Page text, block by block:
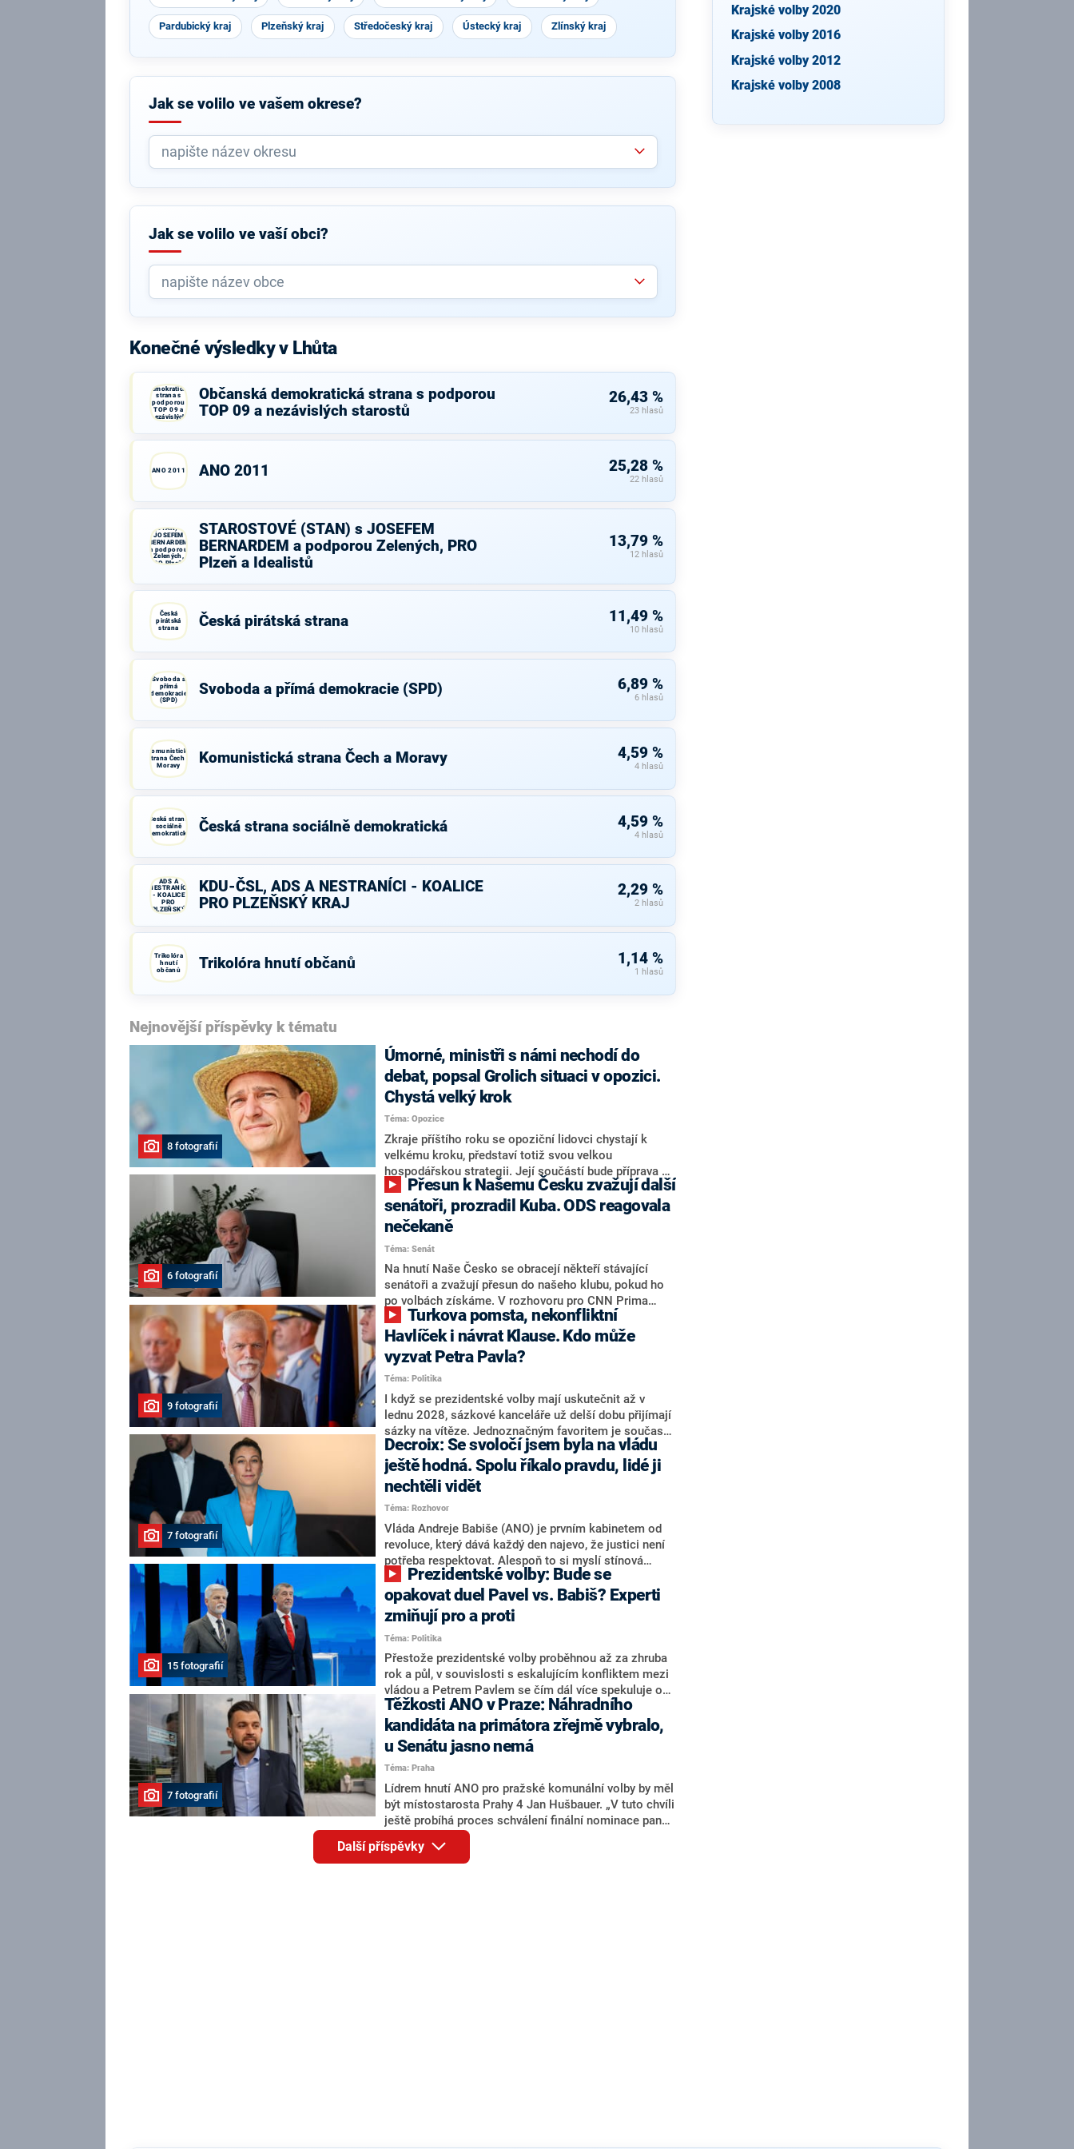
Pardubický kraj Plzeňský kraj Středočeský kraj Ústecký kraj Zlínský kraj
Jak se volilo ve vašem okrese?
Jak se volilo ve vaší obci?
Konečné výsledky v Lhůta
demokratická
strana s
podporou
TOP 09 a
nezávislých
starostů
Občanská demokratická strana s podporou
TOP 09 a nezávislých starostů
26,43 %
23 hlasů
ANO 2011 ANO 2011 25,28 %
22 hlasů
(STAN) s
JOSEFEM
BERNARDEM
a podporou
Zelených,
PRO Plzeň a
STAROSTOVÉ (STAN) s JOSEFEM
BERNARDEM a podporou Zelených, PRO
Plzeň a Idealistů
13,79 %
12 hlasů
Česká
pirátská
strana
Česká pirátská strana 11,49 %
10 hlasů
Svoboda a
přímá
demokracie
(SPD)
Svoboda a přímá demokracie (SPD) 6,89 %
6 hlasů
Komunistická
strana Čech a
Moravy
Komunistická strana Čech a Moravy 4,59 %
4 hlasů
Česká strana
sociálně
demokratická
Česká strana sociálně demokratická 4,59 %
4 hlasů
ADS A
NESTRANÍCI
- KOALICE
PRO
PLZEŇSKÝ
KRAJ
KDU-ČSL, ADS A NESTRANÍCI - KOALICE
PRO PLZEŇSKÝ KRAJ
2,29 %
2 hlasů
Trikolóra
hnutí
občanů
Trikolóra hnutí občanů 1,14 %
1 hlasů
Nejnovější příspěvky k tématu
8 fotografií
Úmorné, ministři s námi nechodí do
debat, popsal Grolich situaci v opozici.
Chystá velký krok
Téma: Opozice
Zkraje příštího roku se opoziční lidovci chystají k
velkému kroku, představí totiž svou velkou
hospodářskou strategii. Její součástí bude příprava na
stárnutí populace, řekl ve středu na setkání s novináři
nový předseda lidovců Jan Grolich. Ten zároveň v
senátních volbách kandiduje ve Vyškově. Popsal i
aktivitu opozice, o níž vládní strany nebo političtí
komentátoři mluví jako o slabé a v defenzivě. „Je to
úmorná práce upozorňovat na chyby vlády. Ministři s
námi navíc nechodí do debat. Chceme ale ukazovat
svoje témata,“ odpověděl Grolich na dotaz CNN Prima
NEWS.
6 fotografií
senátoři, prozradil Kuba. ODS reagovala
nečekaně
Téma: Senát
Na hnutí Naše Česko se obracejí někteří stávající
senátoři a zvažují přesun do našeho klubu, pokud ho
po volbách získáme. V rozhovoru pro CNN Prima
NEWS to řekl zakladatel hnutí a jihočeský hejtman
Martin Kuba. Konkrétní nebyl, ale získat by takto mohl
například senátora Zdeňka Hrabu, který je dnes
součástí klubu ODS a TOP 09. Hraba to na dotaz
redakce nevyloučil. Předseda klubu senátorů ODS
Zdeněk Nytra redakci řekl, že počítá s odchodem
některých senátorů z klubu a že Naše Česko není
nepřítel, ale soupeř.
9 fotografií
Havlíček i návrat Klause. Kdo může
vyzvat Petra Pavla?
Téma: Politika
I když se prezidentské volby mají uskutečnit až v
lednu 2028, sázkové kanceláře už delší dobu přijímají
sázky na vítěze. Jednoznačným favoritem je současná
hlava státu Petr Pavel. Daleko za ním pak bookmakeři
zmiňují dva výrazné politiky ANO, tedy premiéra
Andreje Babiše a ministra průmyslu Karla Havlíčka.
Oblíbeným tipem samotných sázkařů je poslanec za
Motoristy Filip Turek. Politolog Jan Kubáček nicméně
o případné kandidatuře kohokoliv ze zmíněné trojice
značně pochybuje. Podle něj současná koalice dosud
nemá osobu, která by Pavlovi mohla konkurovat.
7 fotografií
Decroix: Se svoločí jsem byla na vládu
ještě hodná. Spolu říkalo pravdu, lidé ji
nechtěli vidět
Téma: Rozhovor
Vláda Andreje Babiše (ANO) je prvním kabinetem od
revoluce, který dává každý den najevo, že justici není
potřeba respektovat. Alespoň to si myslí stínová
ministryně spravedlnosti ODS Eva Decroix. V
rozhovoru pro CNN Prima NEWS si nebrala servítky
ohledně politického výkonu svého nástupce Jeronýma
Tejce (za ANO) či vládní zmocněnkyně pro lidská
práva Taťány Malé (ANO). Označením „svoloč“ na
adresu vlády prý byla ještě hodná. Decroix se také
vrátila k volební porážce koalice Spolu či promluvila o
hnutí Naše Česko Martina Kuby.
15 fotografií
opakovat duel Pavel vs. Babiš? Experti
zmiňují pro a proti
Téma: Politika
Přestože prezidentské volby proběhnou až za zhruba
rok a půl, v souvislosti s eskalujícím konfliktem mezi
vládou a Petrem Pavlem se čím dál více spekuluje o
tom, koho by do bitvy o Hrad mohla vyslat současná
koalice. Někteří političtí komentátoři znovu vytahují
jméno premiéra Andreje Babiše (ANO). Jak moc je
pravděpodobné, že se v prezidentských volbách 2028
bude znovu opakovat souboj z roku 2023?
7 fotografií
Těžkosti ANO v Praze: Náhradního
kandidáta na primátora zřejmě vybralo,
u Senátu jasno nemá
Téma: Praha
Lídrem hnutí ANO pro pražské komunální volby by měl
být místostarosta Prahy 4 Jan Hušbauer. „V tuto chvíli
ještě probíhá proces schválení finální nominace pana
Jana Hušbauera Výborem hnutí ANO,“ uvedl pro
redakci místopředseda pražského ANO Martin
Benkovič. O Hušbauerovi se spekulovalo jako o
Další příspěvky
Krajské volby 2020
Krajské volby 2016
Krajské volby 2012
Krajské volby 2008